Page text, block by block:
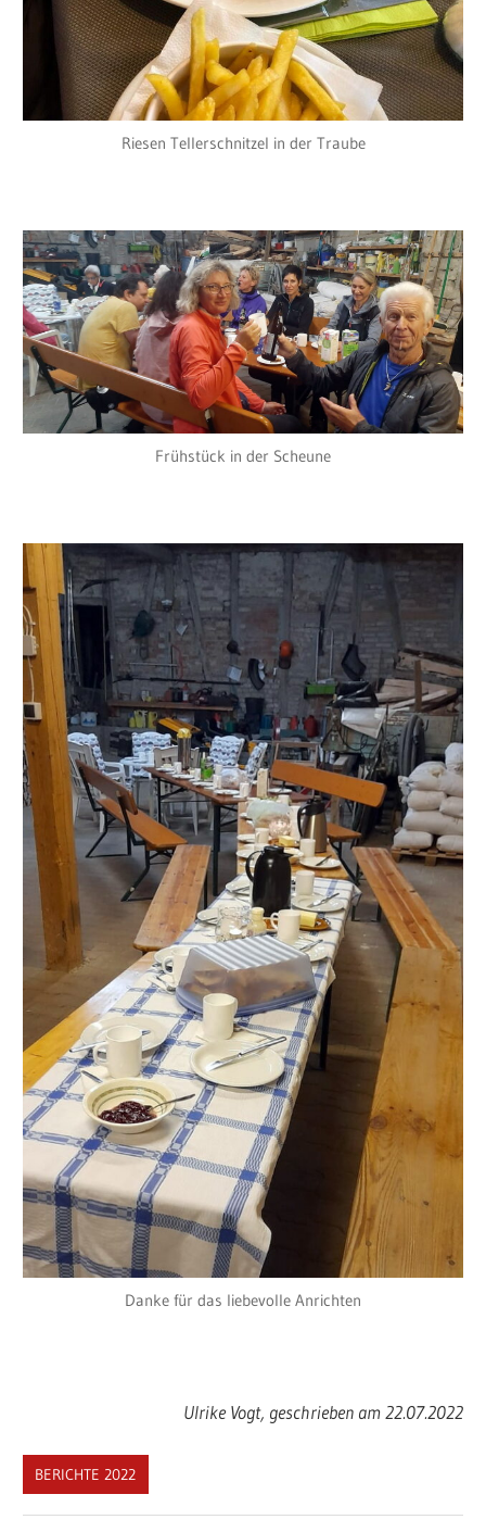
Riesen Tellerschnitzel in der Traube
Frühstück in der Scheune
Danke für das liebevolle Anrichten
Ulrike Vogt, geschrieben am 22.07.2022
BERICHTE 2022